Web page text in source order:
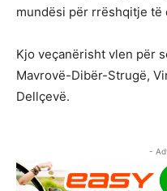
mundësi për rrëshqitje të
Kjo veçanërisht vlen për
Mavrovë-Dibër-Strugë,
Dellçevë.
-